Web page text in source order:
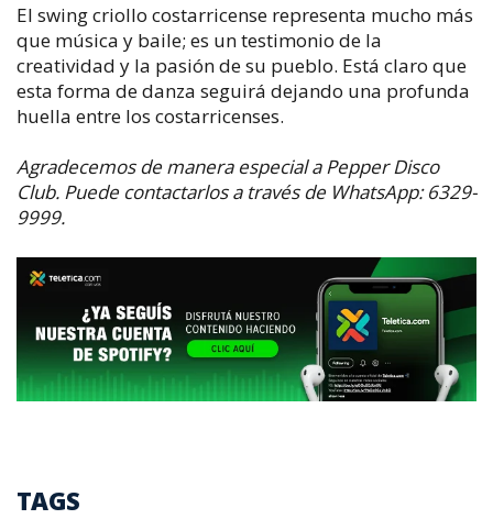
El swing criollo costarricense representa mucho más
que música y baile; es un testimonio de la
creatividad y la pasión de su pueblo. Está claro que
esta forma de danza seguirá dejando una profunda
huella entre los costarricenses.
Agradecemos de manera especial a Pepper Disco
Club. Puede contactarlos a través de WhatsApp: 6329-
9999.
TAGS